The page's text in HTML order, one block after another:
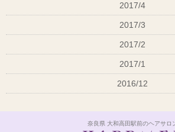
2017/4
2017/3
2017/2
2017/1
2016/12
奈良県 大和高田駅前のヘアサロ